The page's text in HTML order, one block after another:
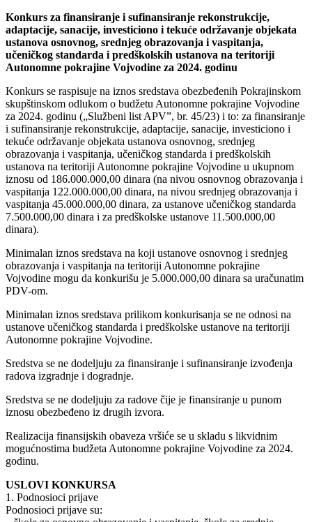
Konkurs za finansiranje i sufinansiranje rekonstrukcije,
adaptacije, sanacije, investiciono i tekuće održavanje objekata
ustanova osnovnog, srednjeg obrazovanja i vaspitanja,
učeničkog standarda i predškolskih ustanova na teritoriji
Autonomne pokrajine Vojvodine za 2024. godinu
Konkurs se raspisuje na iznos sredstava obezbeđenih Pokrajinskom
skupštinskom odlukom o budžetu Autonomne pokrajine Vojvodine
za 2024. godinu („Službeni list APV”, br. 45/23) i to: za finansiranje
i sufinansiranje rekonstrukcije, adaptacije, sanacije, investiciono i
tekuće održavanje objekata ustanova osnovnog, srednjeg
obrazovanja i vaspitanja, učeničkog standarda i predškolskih
ustanova na teritoriji Autonomne pokrajine Vojvodine u ukupnom
iznosu od 186.000.000,00 dinara (na nivou osnovnog obrazovanja i
vaspitanja 122.000.000,00 dinara, na nivou srednjeg obrazovanja i
vaspitanja 45.000.000,00 dinara, za ustanove učeničkog standarda
7.500.000,00 dinara i za predškolske ustanove 11.500.000,00
dinara).
Minimalan iznos sredstava na koji ustanove osnovnog i srednjeg
obrazovanja i vaspitanja na teritoriji Autonomne pokrajine
Vojvodine mogu da konkurišu je 5.000.000,00 dinara sa uračunatim
PDV-om.
Minimalan iznos sredstava prilikom konkurisanja se ne odnosi na
ustanove učeničkog standarda i predškolske ustanove na teritoriji
Autonomne pokrajine Vojvodine.
Sredstva se ne dodeljuju za finansiranje i sufinansiranje izvođenja
radova izgradnje i dogradnje.
Sredstva se ne dodeljuju za radove čije je finansiranje u punom
iznosu obezbeđeno iz drugih izvora.
Realizacija finansijskih obaveza vršiće se u skladu s likvidnim
mogućnostima budžeta Autonomne pokrajine Vojvodine za 2024.
godinu.
USLOVI KONKURSA
1. Podnosioci prijave
Podnosioci prijave su: